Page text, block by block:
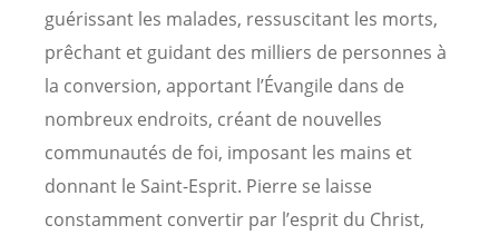
guérissant les malades, ressuscitant les morts,
prêchant et guidant des milliers de personnes à
la conversion, apportant l’Évangile dans de
nombreux endroits, créant de nouvelles
communautés de foi, imposant les mains et
donnant le Saint-Esprit. Pierre se laisse
constamment convertir par l’esprit du Christ,